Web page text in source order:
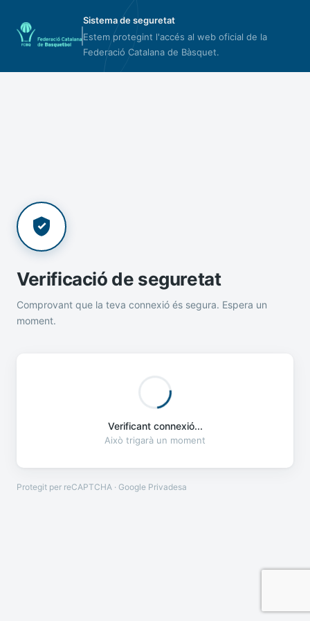
Sistema de seguretat
Estem protegint l'accés al web oficial de la
Federació Catalana de Bàsquet.
Verificació de seguretat
Comprovant que la teva connexió és segura. Espera un
moment.
Verificant connexió...
Això trigarà un moment
Protegit per reCAPTCHA · Google Privadesa